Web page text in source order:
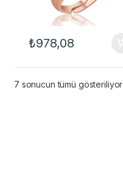
₺978,08
7 sonucun tümü gösteriliyor